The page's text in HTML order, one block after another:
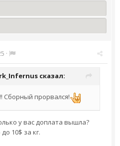
·
сказал:
Сборный прорвался!
у вас доплата вышла?
10$ за кг.